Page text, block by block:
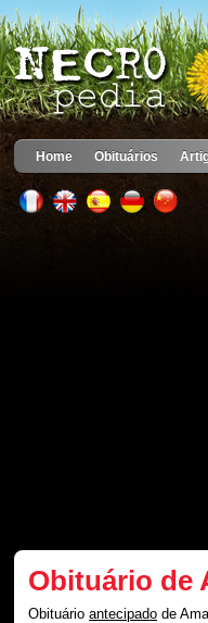
Home Obituários
Obituário de
Obituárioantecipado de